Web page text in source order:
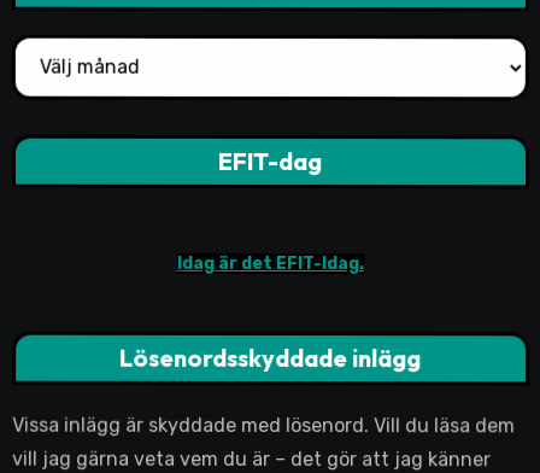
Arkiv
EFIT-dag
Idag är det EFIT-Idag.
Lösenordsskyddade inlägg
Vissa inlägg är skyddade med lösenord. Vill du läsa dem
vill jag gärna veta vem du är – det gör att jag känner